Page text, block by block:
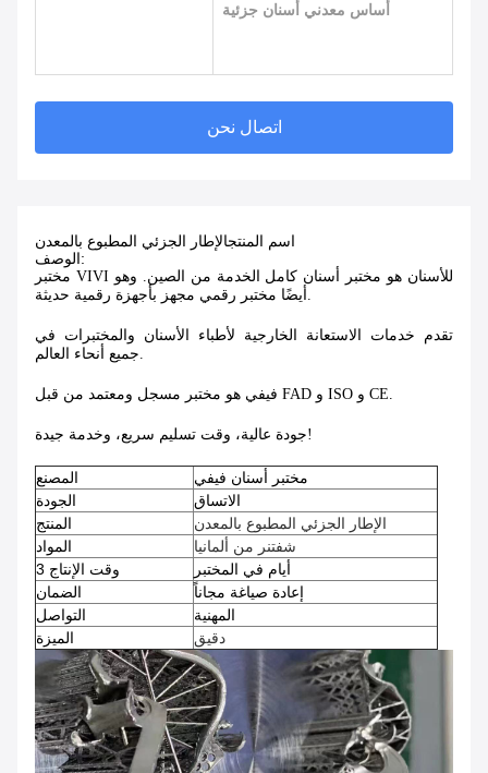
أساس معدني أسنان جزئية
اتصال نحن
اسم المنتجالإطار الجزئي المطبوع بالمعدن
الوصف:
مختبر VIVI للأسنان هو مختبر أسنان كامل الخدمة من الصين. وهو
أيضًا مختبر رقمي مجهز بأجهزة رقمية حديثة.
تقدم خدمات الاستعانة الخارجية لأطباء الأسنان والمختبرات في
جميع أنحاء العالم.
فيفي هو مختبر مسجل ومعتمد من قبل FAD و ISO و CE.
جودة عالية، وقت تسليم سريع، وخدمة جيدة!
المصنع
مختبر أسنان فيفي
الجودة
الاتساق
المنتج
الإطار الجزئي المطبوع بالمعدن
المواد
شفتنر من ألمانيا
وقت الإنتاج 3
أيام في المختبر
الضمان
إعادة صياغة مجاناً
التواصل
المهنية
الميزة
دقيق